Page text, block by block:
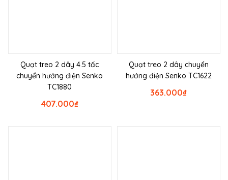
Quạt treo 2 dây 4.5 tấc
chuyển hướng điện Senko
TC1880
₫
407.000
Quạt treo 2 dây chuyển
hướng điện Senko TC1622
₫
363.000